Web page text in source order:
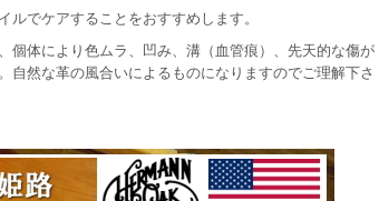
ルでケアすることをおすすめします。
個体により色ムラ、凹み、溝（血管痕）、先天的な傷が
然な革の風合いによるものになりますのでご理解下さ